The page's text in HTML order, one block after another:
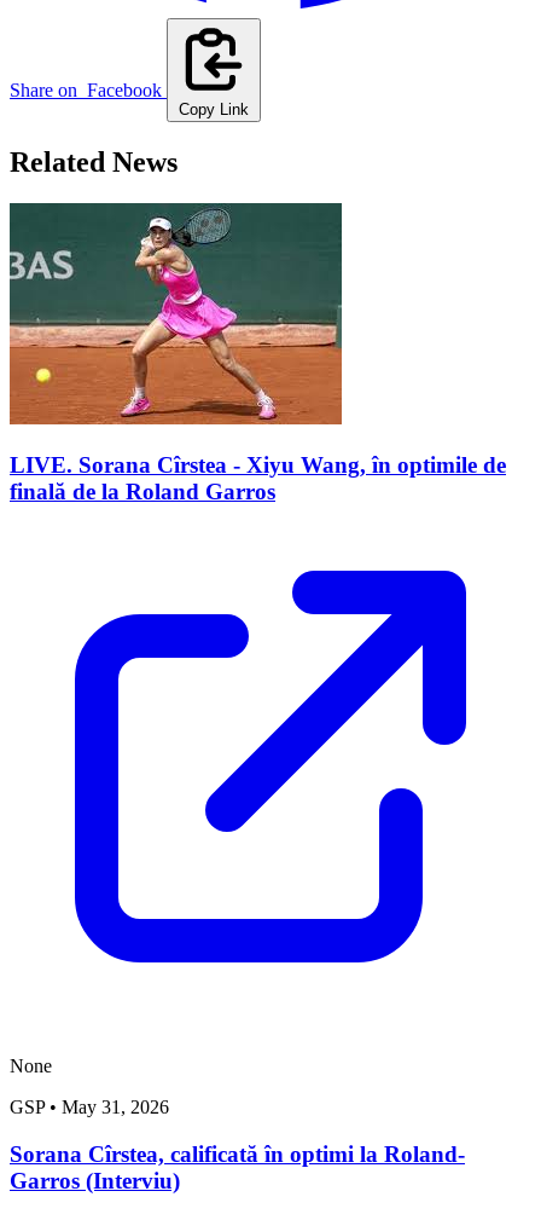
Share on Facebook
Copy Link
Related News
LIVE. Sorana Cîrstea - Xiyu Wang, în optimile de
finală de la Roland Garros
None
GSP • May 31, 2026
Sorana Cîrstea, calificată în optimi la Roland-
Garros (Interviu)